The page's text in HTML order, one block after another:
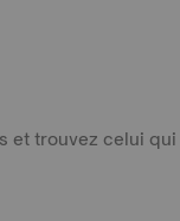
trouvez celui